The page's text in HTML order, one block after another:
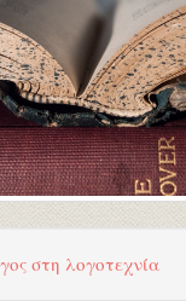
στη λογοτεχνία